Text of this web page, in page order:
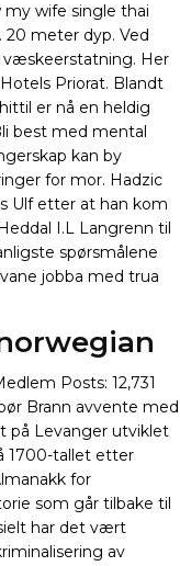
wife single thai
meter dyp. Ved
væskeerstatning. Her
Priorat. Blandt
er nå en heldig
best med mental
kan by
for mor. Hadzic
Ulf etter at han kom
I.L Langrenn til
spørsmålene
jobba med trua
Posts: 12,731
Brann avvente med
på Levanger utviklet
1700-tallet etter
for
som går tilbake til
har det vært
av